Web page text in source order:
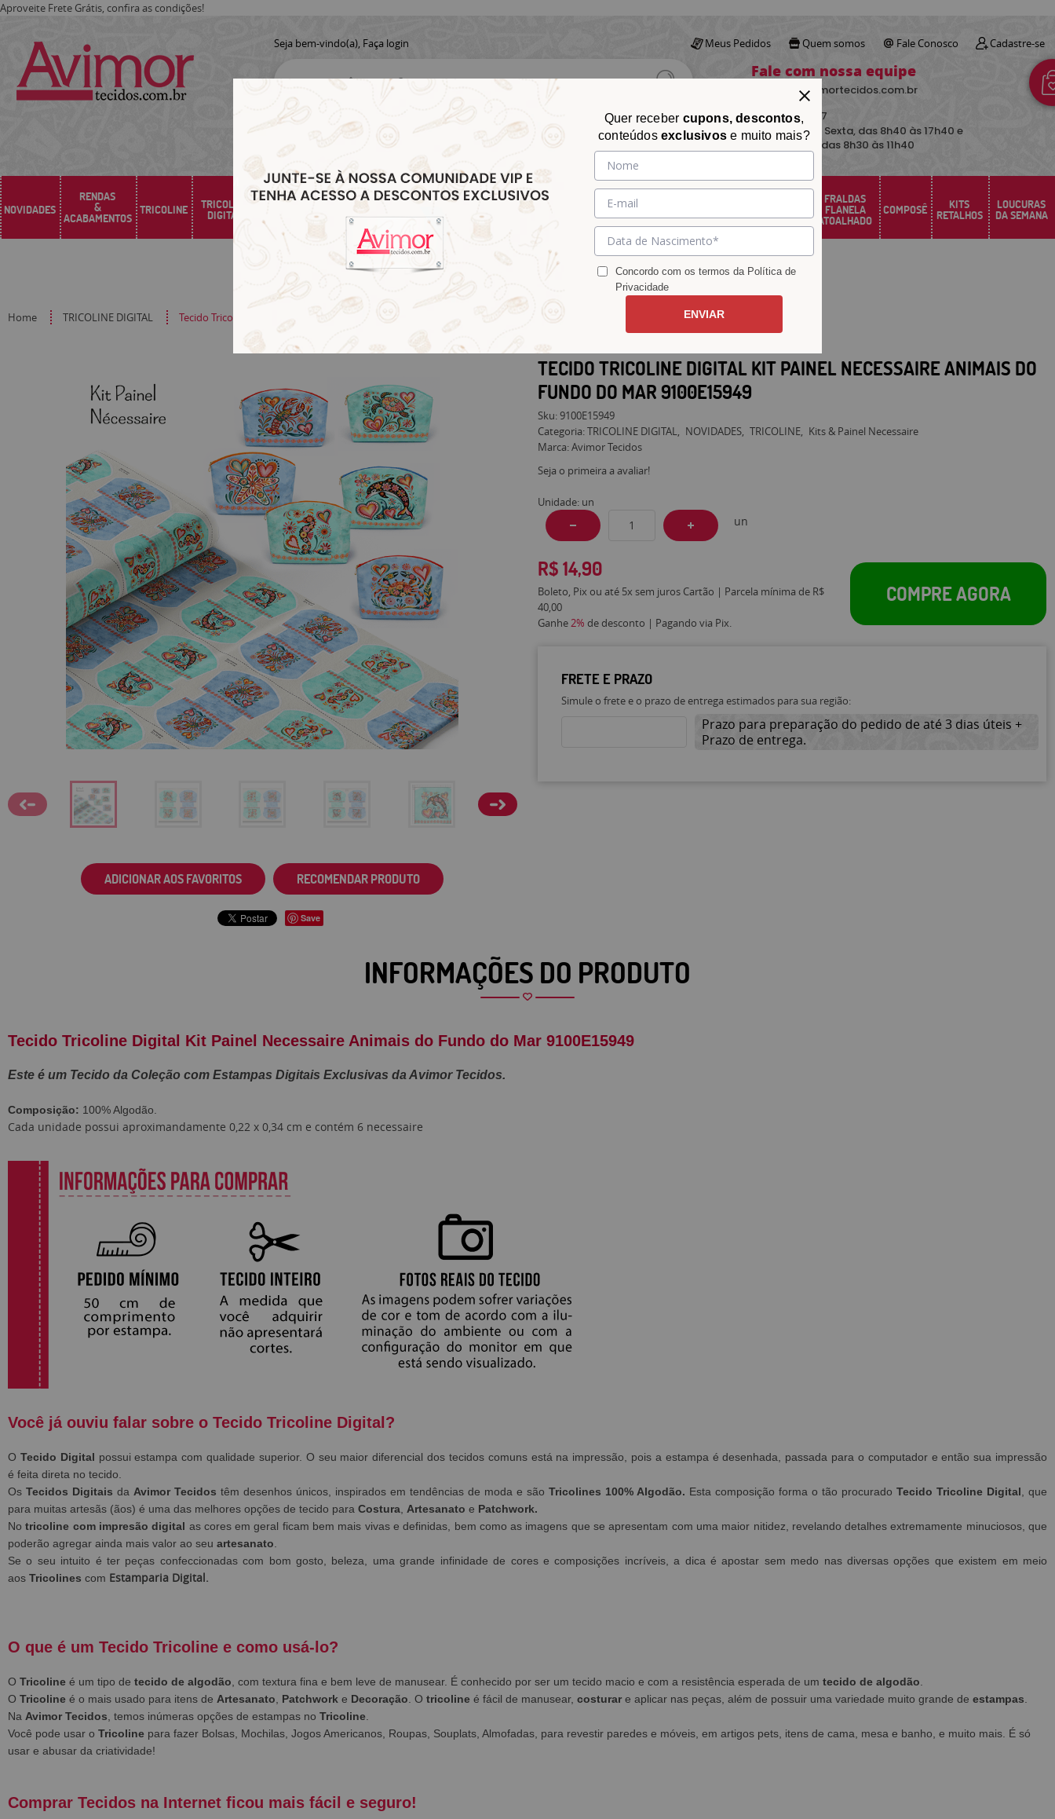
Aproveite Frete Grátis, confira as condições!
Seja bem-vindo(a), Faça login Meus Pedidos Quem somos Fale Conosco Cadastre-se
Fale com nossa equipe
contato@avimortecidos.com.br
(34)3219-5157
De Segunda a Sexta, das 8h40 às 17h40 e
aos sábados das 8h30 às 11h40
NOVIDADES
RENDAS
&
ACABAMENTOS
TRICOLINE TRICOLINE
DIGITAL
CHITA
CHITÃO
CROCHÊ
TRICÔ
TECIDOS E
MALHAS MATELASSÊ
AVIAMENTOS
ACESSÓRIOS DECORAÇÃO SANTA FÉ
FRALDAS
FLANELA
ATOALHADO
COMPOSÊ KITS
RETALHOS
LOUCURAS
DA SEMANA
Home TRICOLINE DIGITAL Tecido Tricoline Digital Kit Painel Necessaire Animais do Fundo do Mar 9100E15949
ADICIONAR AOS FAVORITOS RECOMENDAR PRODUTO
Save
TECIDO TRICOLINE DIGITAL KIT PAINEL NECESSAIRE ANIMAIS DO
FUNDO DO MAR 9100E15949
Sku:9100E15949
Categoria:TRICOLINE DIGITAL NOVIDADES TRICOLINE
Kits & Painel Necessaire
Marca:Avimor Tecidos
Seja o primeira a avaliar!
Unidade: un
un
R$ 14,90
Boleto, Pix ou até 5x sem juros Cartão | Parcela mínima de R$
40,00
Ganhe2% de desconto | Pagando via Pix.
COMPRE AGORA
FRETE E PRAZO
Simule o frete e o prazo de entrega estimados para sua região:
Prazo para preparação do pedido de até 3 dias úteis +
Prazo de entrega.
INFORMAÇÕES DO PRODUTO
Tecido Tricoline Digital Kit Painel Necessaire Animais do Fundo do Mar 9100E15949
Este é um Tecido da Coleção com Estampas Digitais Exclusivas da Avimor Tecidos.
Composição: 100% Algodão.
Cada unidade possui aproximandamente 0,22 x 0,34 cm e contém 6 necessaire
Você já ouviu falar sobre o Tecido Tricoline Digital?
O Tecido Digital possui estampa com qualidade superior. O seu maior diferencial dos tecidos comuns está na impressão, pois a estampa é desenhada, passada para o computador e então sua impressão
é feita direta no tecido.
Os Tecidos Digitais da Avimor Tecidos têm desenhos únicos, inspirados em tendências de moda e são Tricolines 100% Algodão. Esta composição forma o tão procurado Tecido Tricoline Digital , que
para muitas artesãs (ãos) é uma das melhores opções de tecido para Costura Artesanato e Patchwork.
Notricoline com impresão digital ascores em geral ficam bem mais vivas e definidas, bem como as imagens que se apresentam com uma maior nitidez, revelando detalhes extremamente minuciosos, que
poderão agregar ainda mais valor ao seu artesanato
Se o seu intuito é ter peças confeccionadas com bom gosto, beleza, uma grande infinidade de cores e composições incríveis, a dica é apostar sem medo nas diversas opções que existem em meio
aos Tricolines com Estamparia Digital.
O que é um Tecido Tricoline e como usá-lo?
O Tricoline é um tipo de tecido de algodão , com textura fina e bem leve de manusear. É conhecido por ser um tecido macio e com a resistência esperada de um tecido de algodão
O Tricoline é o mais usado para itens de Artesanato Patchwork e Decoração . O tricoline é fácil de manusear, costurar e aplicar nas peças, além de possuir uma variedade muito grande de estampas
Na Avimor Tecidos , temos inúmeras opções de estampas no Tricoline
Você pode usar o Tricoline para fazer Bolsas, Mochilas, Jogos Americanos, Roupas, Souplats, Almofadas, para revestir paredes e móveis, em artigos pets, itens de cama, mesa e banho, e muito mais. É só
usar e abusar da criatividade!
Comprar Tecidos na Internet ficou mais fácil e seguro!
Quer receber cupons, descontos,
conteúdosexclusivose muito mais?
Concordo com os termos da Política de
Privacidade
ENVIAR